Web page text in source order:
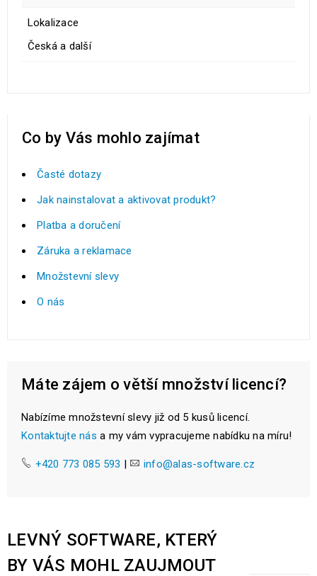
Lokalizace
Česká a další
Co by Vás mohlo zajímat
Časté dotazy
Jak nainstalovat a aktivovat produkt?
Platba a doručení
Záruka a reklamace
Množstevní slevy
O nás
Máte zájem o větší množství licencí?
Nabízíme množstevní slevy již od 5 kusů licencí.
Kontaktujte nás a my vám vypracujeme nabídku na míru!
+420 773 085 593 | info@alas-software.cz
LEVNÝ SOFTWARE, KTERÝ
BY VÁS MOHL ZAUJMOUT